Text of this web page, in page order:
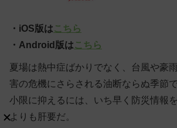
・iOS版はこちら
・Android版はこちら
夏場は熱中症ばかりでなく、台風や豪
害の危機にさらされる油断ならぬ季節
小限に抑えるには、いち早く防災情報
よりも肝要だ。